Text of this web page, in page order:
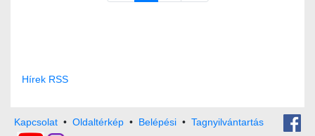
Hírek RSS
Kapcsolat • Oldaltérkép • Belépési • Tagnyilvántartás